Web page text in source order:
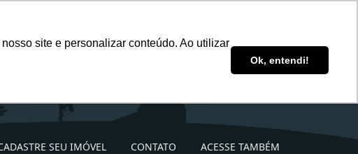
site e personalizar conteúdo. Ao utilizar
Ok, entendi!
SEU IMÓVEL CONTATO ACESSE TAMBÉM
(49) 3222-2277 (49)